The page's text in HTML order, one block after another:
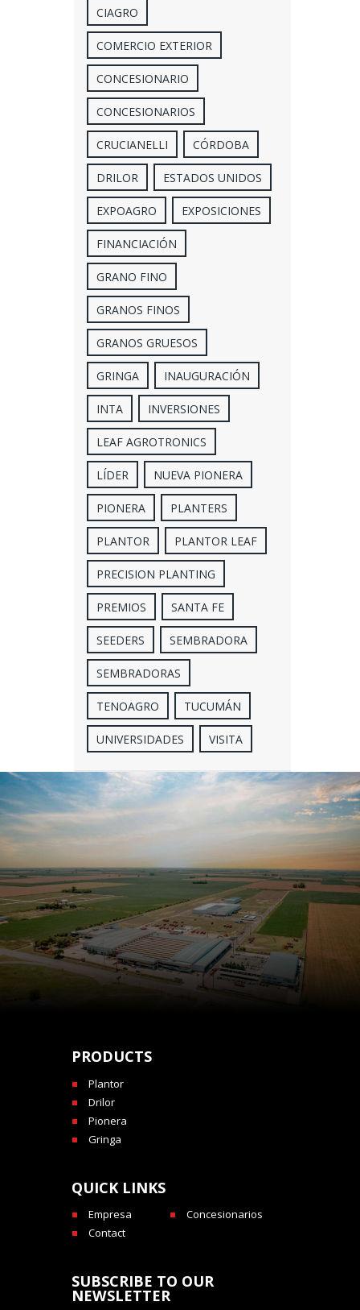
CIAGRO
COMERCIO EXTERIOR
CONCESIONARIO
CONCESIONARIOS
CRUCIANELLI CÓRDOBA
DRILOR ESTADOS UNIDOS
EXPOAGRO EXPOSICIONES
FINANCIACIÓN
GRANO FINO
GRANOS FINOS
GRANOS GRUESOS
GRINGA INAUGURACIÓN
INTA INVERSIONES
LEAF AGROTRONICS
LÍDER NUEVA PIONERA
PIONERA PLANTERS
PLANTOR PLANTOR LEAF
PRECISION PLANTING
PREMIOS SANTA FE
SEEDERS SEMBRADORA
SEMBRADORAS
TENOAGRO TUCUMÁN
UNIVERSIDADES VISITA
PRODUCTS
Plantor
Drilor
Pionera
Gringa
QUICK LINKS
Empresa
Concesionarios
Contact
SUBSCRIBE TO OUR
NEWSLETTER